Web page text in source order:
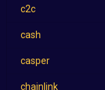
c2c
cash
casper
chainlink